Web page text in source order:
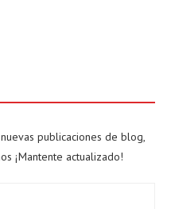
publicaciones de blog,
¡Mantente actualizado!